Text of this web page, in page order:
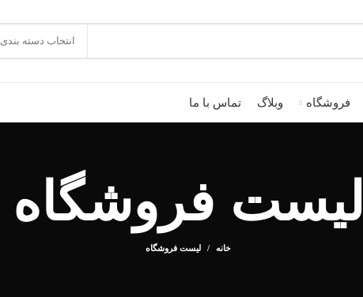
انتخاب دسته بندی
فروشگاه وبلاگ تماس با ما
لیست فروشگاه
خانه لیست فروشگاه